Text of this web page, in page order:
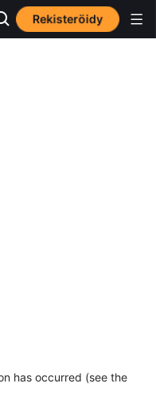
Rekisteröidy
has occurred (see the